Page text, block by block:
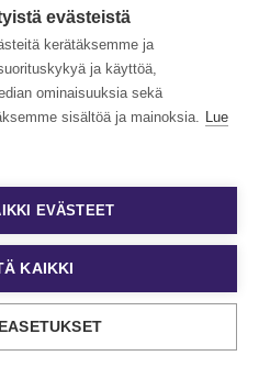
evästeistä
kerätäksemme ja
ja käyttöä,
ominaisuuksia sekä
sisältöä ja mainoksia. Lue
EVÄSTEET
KAIKKI